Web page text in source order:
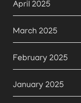
April 2025
March 2025
February 2025
January 2025